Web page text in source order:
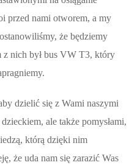
przed nami otworem, a my
że będziemy
z nich był bus VW T3, który
dzielić się z Wami naszymi
ale także pomysłami,
którą dzięki nim
że uda nam się zarazić Was